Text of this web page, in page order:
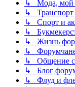
↳ Мода, мой
↳ Транспорт
↳ Спорт и
↳
↳ Жизнь
↳
↳ Общение с
↳ Блог
↳ Флуд и